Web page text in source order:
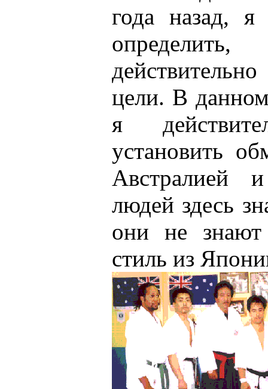
года назад, я
цели. В
я
установить
Австралией
людей здесь
они не
стиль из